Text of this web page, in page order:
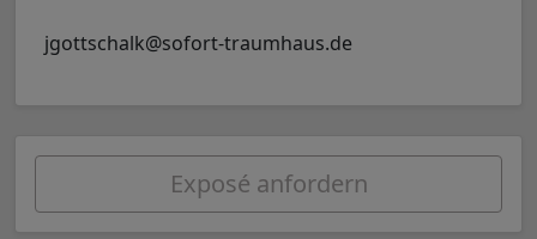
jgottschalk@sofort-traumhaus.de
Exposé anfordern